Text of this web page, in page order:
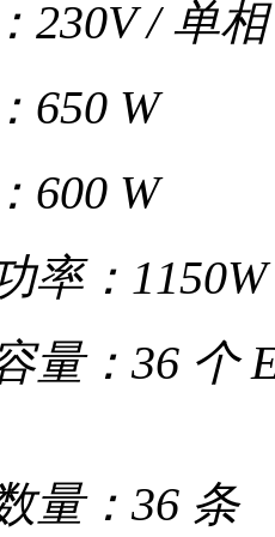
230V / 单相
650 W
600 W
率：1150W
量：36 个
量：36 条